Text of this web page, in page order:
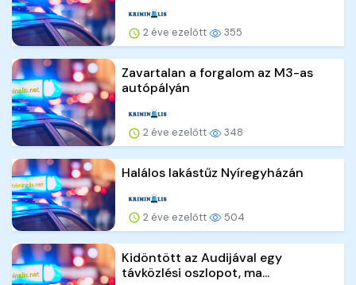
2 éve ezelőtt 355
Zavartalan a forgalom az M3-as
autópályán
2 éve ezelőtt 348
Halálos lakástűz Nyíregyházán
2 éve ezelőtt 504
Kidöntött az Audijával egy
távközlési oszlopot, ma...